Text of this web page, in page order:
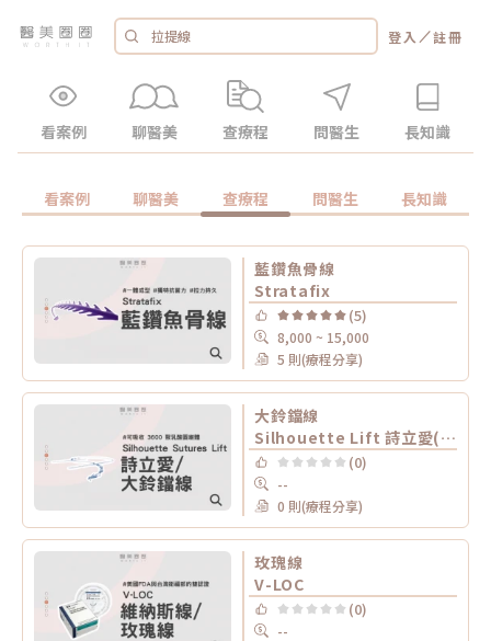
登入 ／註冊
看案例 聊醫美 查療程 問醫生 長知識
看案例 聊醫美 查療程 問醫生 長知識
藍鑽魚骨線
Stratafix
(5)
8,000 ~ 15,000
5 則(療程分享)
大鈴鐺線
Silhouette Lift 詩立愛(不可吸收) /
(0)
--
0 則(療程分享)
玫瑰線
V-LOC
(0)
--